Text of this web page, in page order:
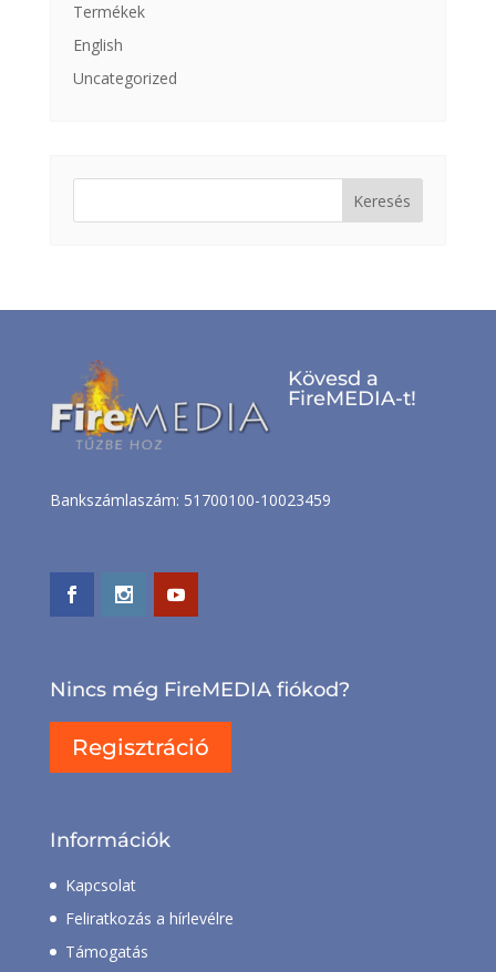
Termékek
English
Uncategorized
Keresés:
Bankszámlaszám: 51700100-10023459
Kövesd a
FireMEDIA-t!
Nincs még FireMEDIA fiókod?
Regisztráció
Információk
Kapcsolat
Feliratkozás a hírlevélre
Támogatás